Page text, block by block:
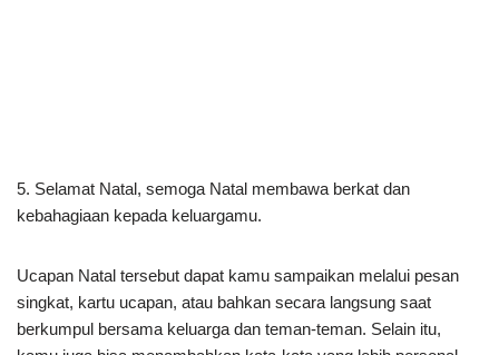
5. Selamat Natal, semoga Natal membawa berkat dan
kebahagiaan kepada keluargamu.
Ucapan Natal tersebut dapat kamu sampaikan melalui pesan
singkat, kartu ucapan, atau bahkan secara langsung saat
berkumpul bersama keluarga dan teman-teman. Selain itu,